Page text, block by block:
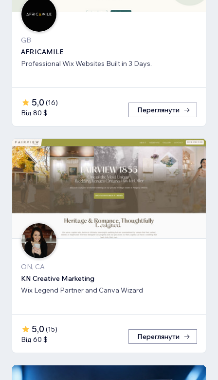
GB
AFRICAMILE
Professional Wix Websites Built in 3 Days.
5,0 (16)
Від 80 $
Переглянути
ON, CA
KN Creative Marketing
Wix Legend Partner and Canva Wizard
5,0 (15)
Від 60 $
Переглянути